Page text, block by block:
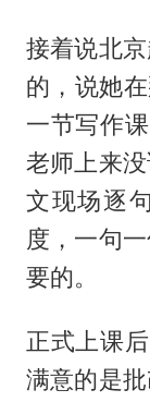
接着说北
的，说她
一节写作
老师上来
文现场逐
度，一句
要的。
正式上课
满意的是